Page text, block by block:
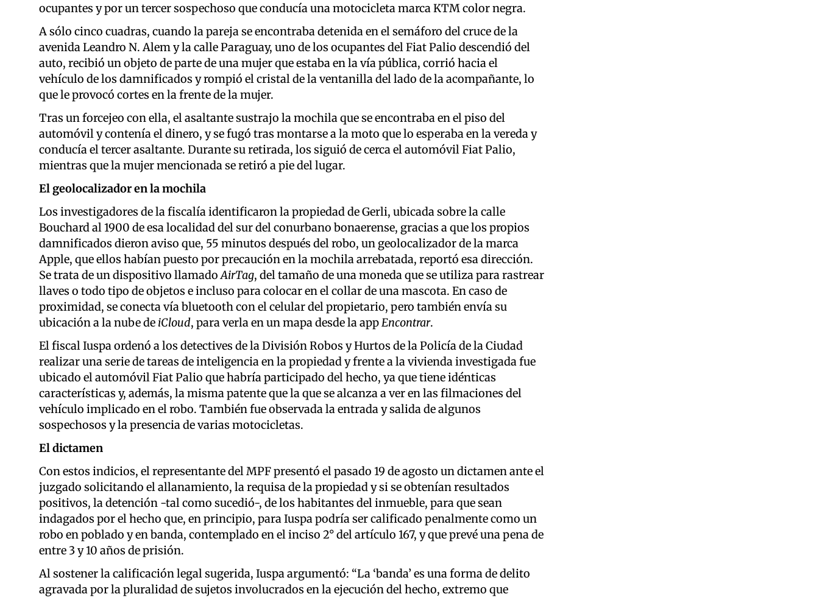
ocupantes y por un tercer sospechoso que conducía una motocicleta marca KTM color negra.
A sólo cinco cuadras, cuando la pareja se encontraba detenida en el semáforo del cruce de la
avenida Leandro N. Alem y la calle Paraguay, uno de los ocupantes del Fiat Palio descendió del
auto, recibió un objeto de parte de una mujer que estaba en la vía pública, corrió hacia el
vehículo de los damnificados y rompió el cristal de la ventanilla del lado de la acompañante, lo
que le provocó cortes en la frente de la mujer.
Tras un forcejeo con ella, el asaltante sustrajo la mochila que se encontraba en el piso del
automóvil y contenía el dinero, y se fugó tras montarse a la moto que lo esperaba en la vereda y
conducía el tercer asaltante. Durante su retirada, los siguió de cerca el automóvil Fiat Palio,
mientras que la mujer mencionada se retiró a pie del lugar.
El geolocalizador en la mochila
Los investigadores de la fiscalía identificaron la propiedad de Gerli, ubicada sobre la calle
Bouchard al 1900 de esa localidad del sur del conurbano bonaerense, gracias a que los propios
damnificados dieron aviso que, 55 minutos después del robo, un geolocalizador de la marca
Apple, que ellos habían puesto por precaución en la mochila arrebatada, reportó esa dirección.
Se trata de un dispositivo llamadoAirTag, del tamaño de una moneda que se utiliza para rastrear
llaves o todo tipo de objetos e incluso para colocar en el collar de una mascota. En caso de
proximidad, se conecta vía bluetooth con el celular del propietario, pero también envía su
ubicación a la nube de iCloud, para verla en un mapa desde la appEncontrar.
El fiscal Iuspa ordenó a los detectives de la División Robos y Hurtos de la Policía de la Ciudad
realizar una serie de tareas de inteligencia en la propiedad y frente a la vivienda investigada fue
ubicado el automóvil Fiat Palio que habría participado del hecho, ya que tiene idénticas
características y, además, la misma patente que la que se alcanza a ver en las filmaciones del
vehículo implicado en el robo. También fue observada la entrada y salida de algunos
sospechosos y la presencia de varias motocicletas.
El dictamen
Con estos indicios, el representante del MPF presentó el pasado 19 de agosto un dictamen ante el
juzgado solicitando el allanamiento, la requisa de la propiedad y si se obtenían resultados
positivos, la detención -tal como sucedió-, de los habitantes del inmueble, para que sean
indagados por el hecho que, en principio, para Iuspa podría ser calificado penalmente como un
robo en poblado y en banda, contemplado en el inciso 2° del artículo 167, y que prevé una pena de
entre 3 y 10 años de prisión.
Al sostener la calificación legal sugerida, Iuspa argumentó: “La ‘banda’ es una forma de delito
agravada por la pluralidad de sujetos involucrados en la ejecución del hecho, extremo que